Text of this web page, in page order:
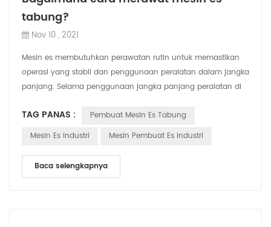
tabung?
Nov 10 , 2021
Mesin es membutuhkan perawatan rutin untuk memastikan
operasi yang stabil dan penggunaan peralatan dalam jangka
panjang. Selama penggunaan jangka panjang peralatan di
TAG PANAS :
Pembuat Mesin Es Tabung
Mesin Es Industri
Mesin Pembuat Es Industri
Baca selengkapnya